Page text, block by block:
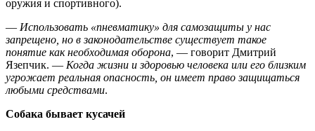
оружия и спортивного).
— Использовать «пневматику» для самозащиты у нас
запрещено, но в законодательстве существует такое
понятие как необходимая оборона, — говорит Дмитрий
Язепчик. — Когда жизни и здоровью человека или его близким
угрожает реальная опасность, он имеет право защищаться
любыми средствами.
Собака бывает кусачей